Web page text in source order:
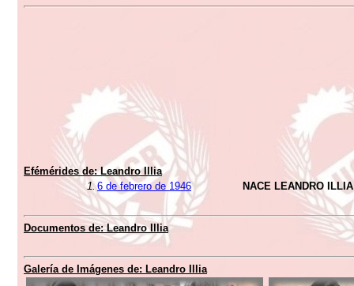
Efémérides de:Leandro Illia
1.6 de febrero de 1946 NACE LEANDRO ILLIA
Documentos de:Leandro Illia
Galería de Imágenes de: Leandro Illia